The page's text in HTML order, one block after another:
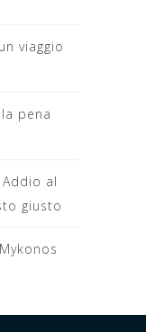
viaggio
pena
al
giusto